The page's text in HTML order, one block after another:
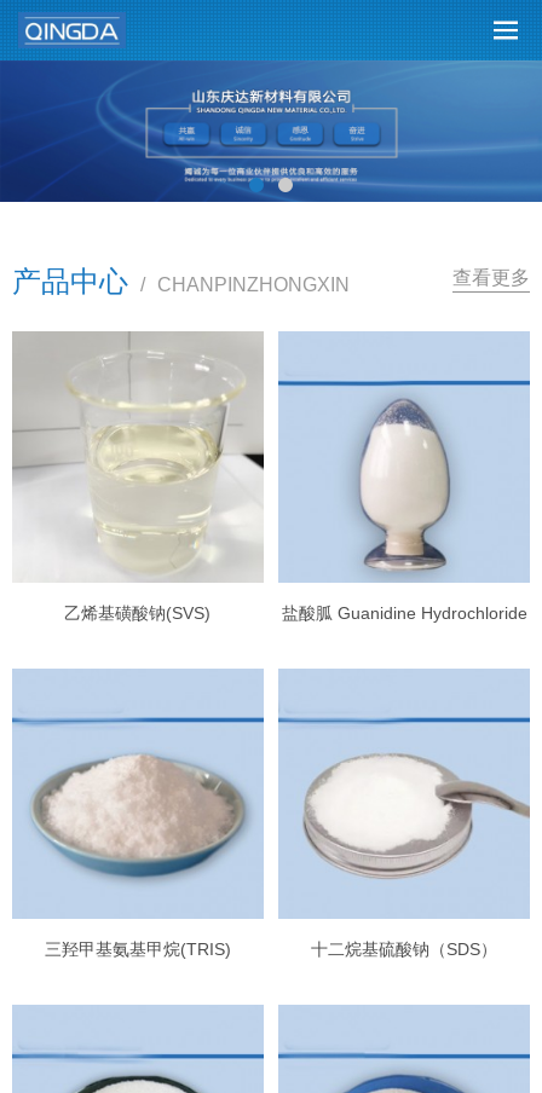
产品中心 / CHANPINZHONGXIN 查看更多
乙烯基磺酸钠(SVS) 盐酸胍 Guanidine Hydrochloride
三羟甲基氨基甲烷(TRIS) 十二烷基硫酸钠（SDS）